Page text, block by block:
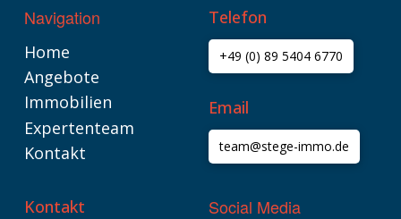
Navigation
Home
Angebote
Immobilien
Expertenteam
Kontakt
Telefon
+49 (0) 89 5404 6770
Email
team@stege-immo.de
Kontakt Social Media